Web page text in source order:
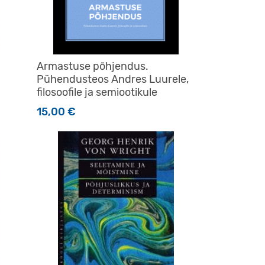
Armastuse põhjendus.
Pühendusteos Andres Luurele,
filosoofile ja semiootikule
15,00€